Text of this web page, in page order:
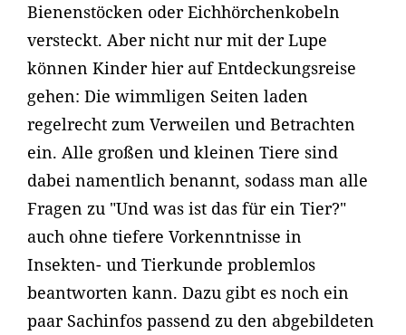
Bienenstöcken oder Eichhörchenkobeln
versteckt. Aber nicht nur mit der Lupe
können Kinder hier auf Entdeckungsreise
gehen: Die wimmligen Seiten laden
regelrecht zum Verweilen und Betrachten
ein. Alle großen und kleinen Tiere sind
dabei namentlich benannt, sodass man alle
Fragen zu "Und was ist das für ein Tier?"
auch ohne tiefere Vorkenntnisse in
Insekten- und Tierkunde problemlos
beantworten kann. Dazu gibt es noch ein
paar Sachinfos passend zu den abgebildeten